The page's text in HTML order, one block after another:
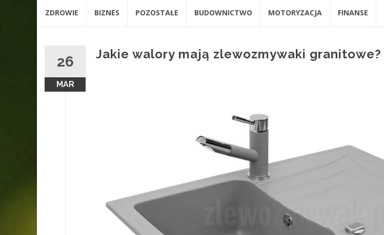
ZDROWIE BIZNES POZOSTAŁE BUDOWNICTWO MOTORYZACJA FINANSE
26
MAR
Jakie walory mają zlewozmywaki granitowe?